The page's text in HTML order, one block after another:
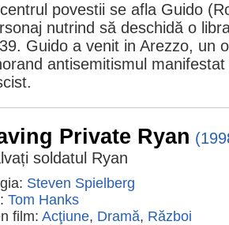
povestii se afla Guido
nutrind să deschidă o
Guido a venit in Arezzo, un
antisemitismul
Private Ryan
soldatul Ryan
Steven Spielberg
Tom Hanks
film: Acţiune, Dramă, Război